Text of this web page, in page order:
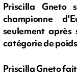
Priscilla Gneto
championne
seulement après
catégorie de
Priscilla Gneto